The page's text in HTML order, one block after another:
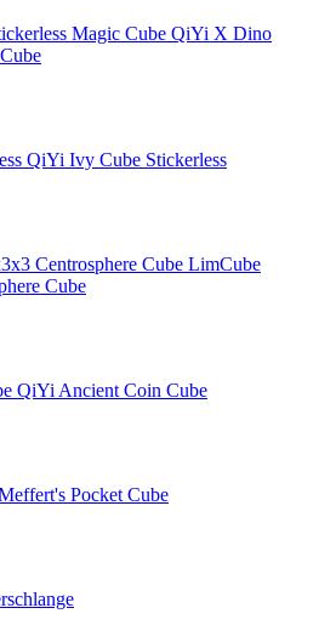
QiYi X Dino
QiYi Ivy Cube Stickerless
LimCube
Cube
QiYi Ancient Coin Cube
Pocket Cube